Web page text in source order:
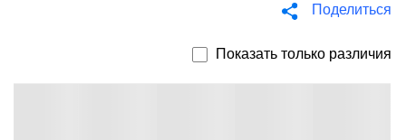
Поделиться
Показать только различия